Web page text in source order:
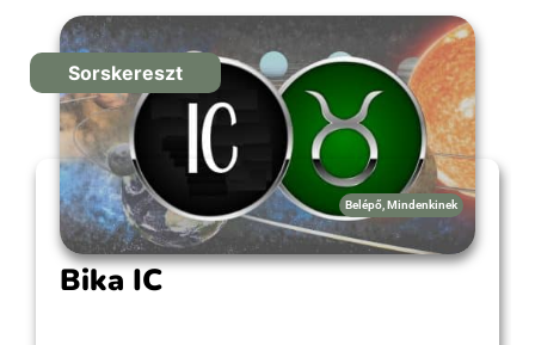
véleményedet, és eszmét cserélj
Sorskereszt
Belépő Mindenkinek
Bika IC